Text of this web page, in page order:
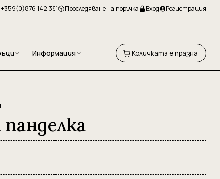
+359(0)876 142 381 Проследяване на поръчка Вход Регистрация
Информация Количката е празна